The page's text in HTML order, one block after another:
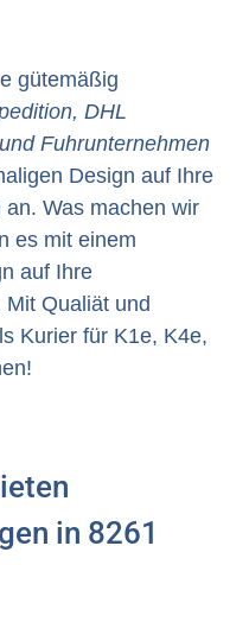
gütemäßig
DHL
Fuhrunternehmen
Design auf Ihre
Was machen wir
es mit einem
auf Ihre
Qualiät und
Kurier für K1e, K4e,
in 8261